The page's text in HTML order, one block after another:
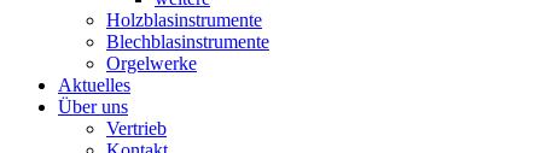
Holzblasinstrumente
Blechblasinstrumente
Orgelwerke
Aktuelles
Über uns
Vertrieb